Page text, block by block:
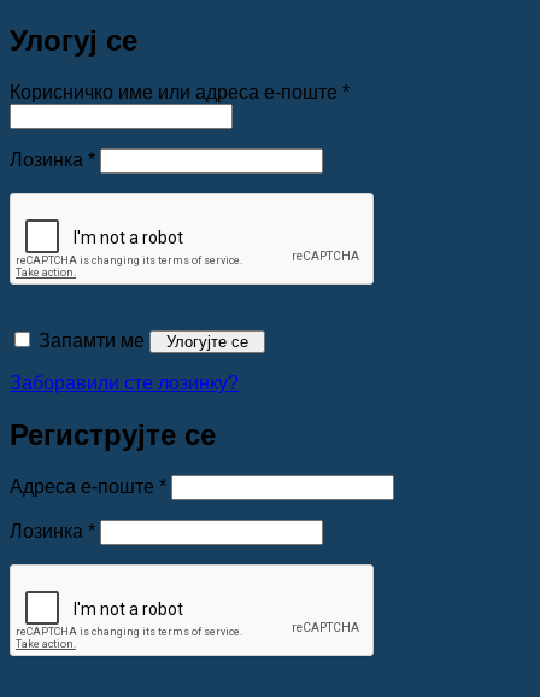
Улогуј се
Корисничко име или адреса е-поште *Обавезно
Лозинка *Обавезно
Запамти ме Улогујте се
Заборавили сте лозинку?
Региструјте се
Адреса е-поште *Обавезно
Лозинка *Обавезно